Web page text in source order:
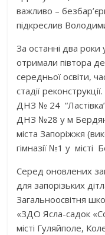
важливо –
підкреслив
За останні два роки
отримали півтора
середньої освіти,
стадії
ДНЗ № 24
ДНЗ №28 у м
міста Запоріжжя
гімназії №1 у місті
Серед оновлених
для запорізьких
Загальноосвітня
«ЗДО Ясла-садок
місті Гуляйполе,